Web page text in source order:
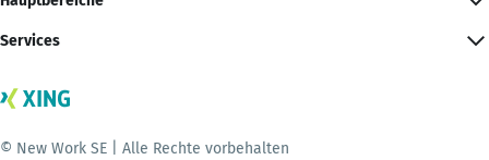
Services
© New Work SE | Alle Rechte vorbehalten